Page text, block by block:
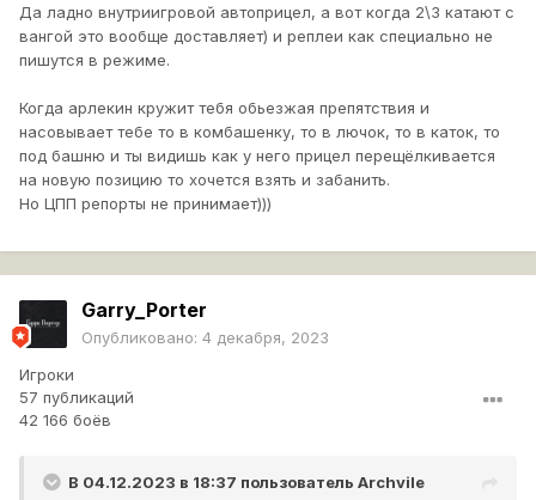
катающие вокруг тяжей на арлекинах и попадающие 10
из 10, для меня - читеры. Кривые игроки,
имеющие преимущество надо мной в игре.
Уберите автоприцел хотя бы на недельку, а там видно
будет.
Да ладно внутриигровой автоприцел, а вот когда 2\3 катают с
вангой это вообще доставляет) и реплеи как специально не
пишутся в режиме.
Когда арлекин кружит тебя обьезжая препятствия и
насовывает тебе то в комбашенку, то в лючок, то в каток, то
под башню и ты видишь как у него прицел перещёлкивается
на новую позицию то хочется взять и забанить.
Но ЦПП репорты не принимает)))
Garry_Porter
Опубликовано: 4 декабря, 2023
Игроки
57 публикаций
42 166 боёв
В 04.12.2023 в 18:37 пользователь Archvile